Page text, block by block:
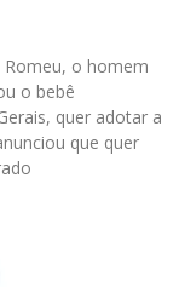
Romeu, o homem
o bebê
quer adotar a
que quer